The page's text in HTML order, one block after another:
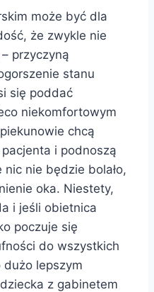
może być dla
że zwykle nie
przyczyną
stanu
się poddać
niekomfortowym
chcą
i podnoszą
nie będzie bolało,
oka. Niestety,
i jeśli obietnica
poczuje się
do wszystkich
lepszym
z gabinetem